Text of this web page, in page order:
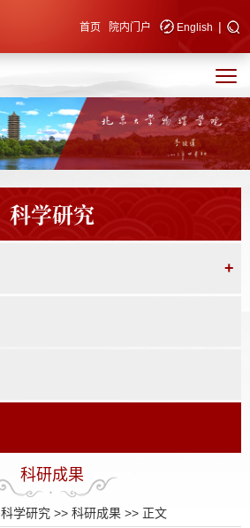
首页 院内门户 English |
科学研究
+
科研成果
科学研究 >> 科研成果 >> 正文